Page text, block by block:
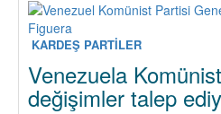
KARDEŞ PARTİLER
Venezuela
değişimler talep